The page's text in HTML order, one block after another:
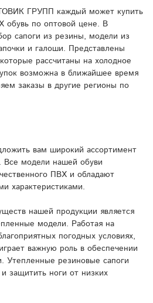
ГРУПП каждый может купить
обувь по оптовой цене. В
сапоги из резины, модели из
и галоши. Представлены
рассчитаны на холодное
возможна в ближайшее время
заказы в другие регионы по
вам широкий ассортимент
Все модели нашей обуви
ПВХ и обладают
характеристиками.
нашей продукции является
модели. Работая на
погодных условиях,
важную роль в обеспечении
Утепленные резиновые сапоги
защитить ноги от низких